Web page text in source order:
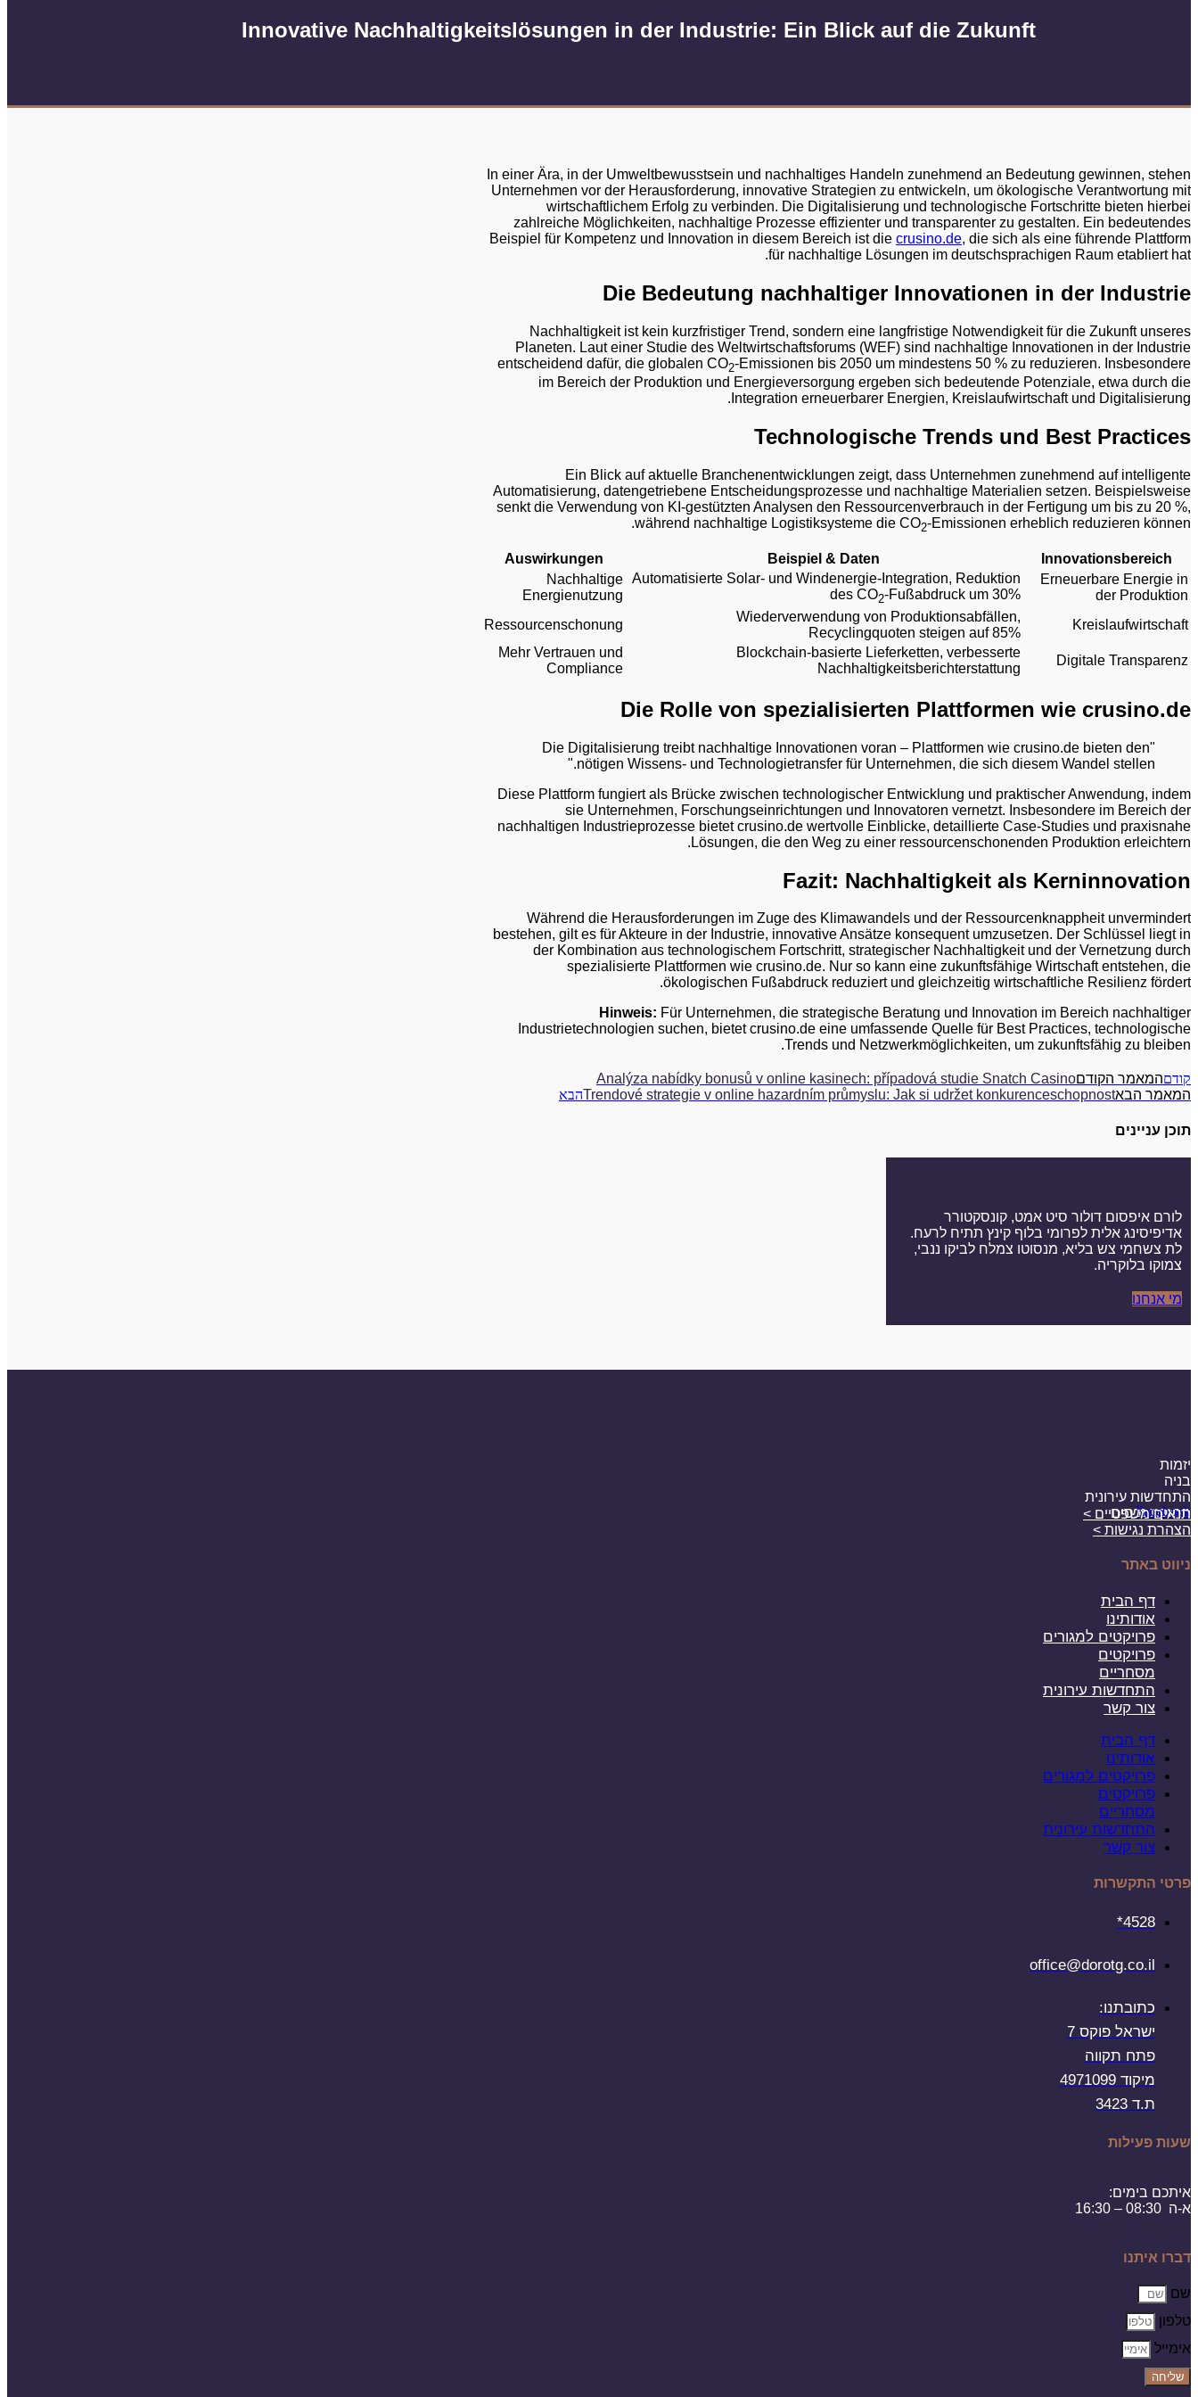
Innovative Nachhaltigkeitslösungen in der Industrie: Ein Blick auf die Zukunft
In einer Ära, in der Umweltbewusstsein und nachhaltiges Handeln zunehmend an Bedeutung gewinnen, stehen
Unternehmen vor der Herausforderung, innovative Strategien zu entwickeln, um ökologische Verantwortung mit
wirtschaftlichem Erfolg zu verbinden. Die Digitalisierung und technologische Fortschritte bieten hierbei
zahlreiche Möglichkeiten, nachhaltige Prozesse effizienter und transparenter zu gestalten. Ein bedeutendes
Beispiel für Kompetenz und Innovation in diesem Bereich ist die crusino.de, die sich als eine führende Plattform
für nachhaltige Lösungen im deutschsprachigen Raum etabliert hat.
Die Bedeutung nachhaltiger Innovationen in der Industrie
Nachhaltigkeit ist kein kurzfristiger Trend, sondern eine langfristige Notwendigkeit für die Zukunft unseres
Planeten. Laut einer Studie des Weltwirtschaftsforums (WEF) sind nachhaltige Innovationen in der Industrie
entscheidend dafür, die globalen CO2-Emissionen bis 2050 um mindestens 50 % zu reduzieren. Insbesondere
im Bereich der Produktion und Energieversorgung ergeben sich bedeutende Potenziale, etwa durch die
Integration erneuerbarer Energien, Kreislaufwirtschaft und Digitalisierung.
Technologische Trends und Best Practices
Ein Blick auf aktuelle Branchenentwicklungen zeigt, dass Unternehmen zunehmend auf intelligente
Automatisierung, datengetriebene Entscheidungsprozesse und nachhaltige Materialien setzen. Beispielsweise
senkt die Verwendung von KI-gestützten Analysen den Ressourcenverbrauch in der Fertigung um bis zu 20 %,
während nachhaltige Logistiksysteme die CO2-Emissionen erheblich reduzieren können.
Innovationsbereich
Beispiel & Daten
Auswirkungen
Erneuerbare Energie in
der Produktion
Automatisierte Solar- und Windenergie-Integration, Reduktion
des CO2-Fußabdruck um 30%
Nachhaltige
Energienutzung
Kreislaufwirtschaft
Wiederverwendung von Produktionsabfällen,
Recyclingquoten steigen auf 85%
Ressourcenschonung
Digitale Transparenz
Blockchain-basierte Lieferketten, verbesserte
Nachhaltigkeitsberichterstattung
Mehr Vertrauen und
Compliance
Die Rolle von spezialisierten Plattformen wie crusino.de
"Die Digitalisierung treibt nachhaltige Innovationen voran – Plattformen wie crusino.de bieten den
nötigen Wissens- und Technologietransfer für Unternehmen, die sich diesem Wandel stellen."
Diese Plattform fungiert als Brücke zwischen technologischer Entwicklung und praktischer Anwendung, indem
sie Unternehmen, Forschungseinrichtungen und Innovatoren vernetzt. Insbesondere im Bereich der
nachhaltigen Industrieprozesse bietet crusino.de wertvolle Einblicke, detaillierte Case-Studies und praxisnahe
Lösungen, die den Weg zu einer ressourcenschonenden Produktion erleichtern.
Fazit: Nachhaltigkeit als Kerninnovation
Während die Herausforderungen im Zuge des Klimawandels und der Ressourcenknappheit unvermindert
bestehen, gilt es für Akteure in der Industrie, innovative Ansätze konsequent umzusetzen. Der Schlüssel liegt in
der Kombination aus technologischem Fortschritt, strategischer Nachhaltigkeit und der Vernetzung durch
spezialisierte Plattformen wie crusino.de. Nur so kann eine zukunftsfähige Wirtschaft entstehen, die
ökologischen Fußabdruck reduziert und gleichzeitig wirtschaftliche Resilienz fördert.
Hinweis: Für Unternehmen, die strategische Beratung und Innovation im Bereich nachhaltiger
Industrietechnologien suchen, bietet crusino.de eine umfassende Quelle für Best Practices, technologische
Trends und Netzwerkmöglichkeiten, um zukunftsfähig zu bleiben.
קודםהמאמר הקודםAnalýza nabídky bonusů v online kasinech: případová studie Snatch Casino
המאמר הבאTrendové strategie v online hazardním průmyslu: Jak si udržet konkurenceschopnostהבא
תוכן עניינים
לורם איפסום דולור סיט אמט, קונסקטורר
אדיפיסינג אלית לפרומי בלוף קינץ תתיח לרעח.
לת צשחמי צש בליא, מנסוטו צמלח לביקו ננבי,
צמוקו בלוקריה.
מי אנחנו
יזמות
בניה
התחדשות עירונית
החזקת נכסים
Facebook
תנאים משפטיים >
הצהרת נגישות >
ניווט באתר
דף הבית
אודותינו
פרויקטים למגורים
פרויקטים
מסחריים
התחדשות עירונית
צור קשר
דף הבית
אודותינו
פרויקטים למגורים
פרויקטים
מסחריים
התחדשות עירונית
צור קשר
פרטי התקשרות
4528*
office@dorotg.co.il
כתובתנו:
ישראל פוקס 7
פתח תקווה
מיקוד 4971099
ת.ד 3423
שעות פעילות
איתכם בימים:
א-ה 08:30 – 16:30
דברו איתנו
שם
טלפון
אימייל
שליחה